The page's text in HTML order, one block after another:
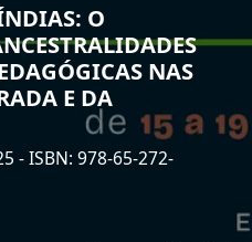
O
NAS
E DA
- ISBN: 978-65-272-